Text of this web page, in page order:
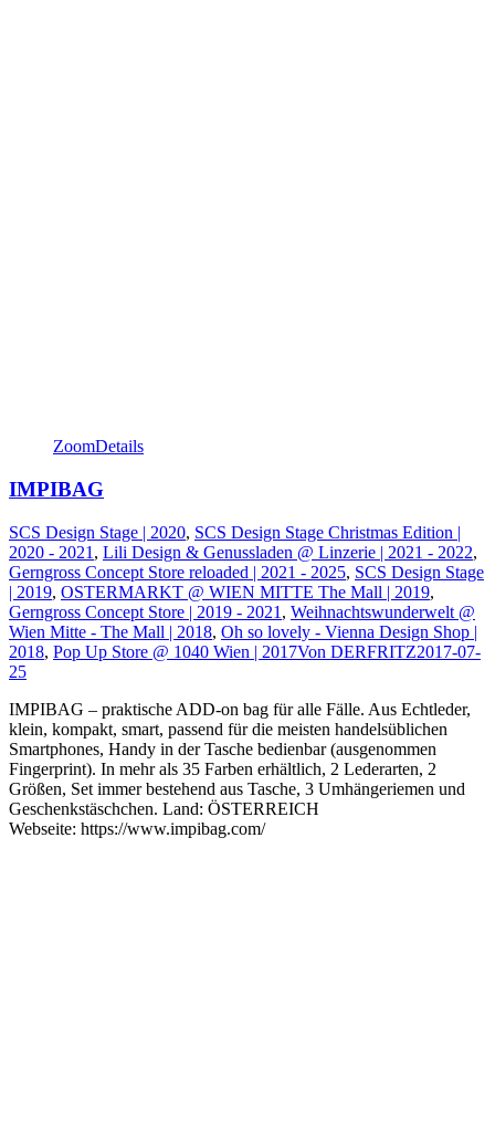
ZoomDetails
IMPIBAG
SCS Design Stage | 2020, SCS Design Stage Christmas Edition |
2020 - 2021 , Lili Design & Genussladen @ Linzerie | 2021 - 2022,
Gerngross Concept Store reloaded | 2021 - 2025, SCS Design Stage
| 2019, OSTERMARKT @ WIEN MITTE The Mall | 2019,
Gerngross Concept Store | 2019 - 2021 , Weihnachtswunderwelt @
Wien Mitte - The Mall | 2018, Oh so lovely - Vienna Design Shop |
2018, Pop Up Store @ 1040 Wien | 2017Von DERFRITZ2017-07-
25
IMPIBAG – praktische ADD-on bag für alle Fälle. Aus Echtleder,
klein, kompakt, smart, passend für die meisten handelsüblichen
Smartphones, Handy in der Tasche bedienbar (ausgenommen
Fingerprint). In mehr als 35 Farben erhältlich, 2 Lederarten, 2
Größen, Set immer bestehend aus Tasche, 3 Umhängeriemen und
Geschenkstäschchen. Land: ÖSTERREICH
Webseite: https://www.impibag.com/